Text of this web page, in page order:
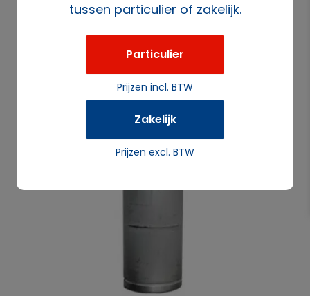
Verkoopartikelen / Biervat 20
tussen particulier of zakelijk.
Particulier
Prijzen incl. BTW
Zakelijk
Prijzen excl. BTW